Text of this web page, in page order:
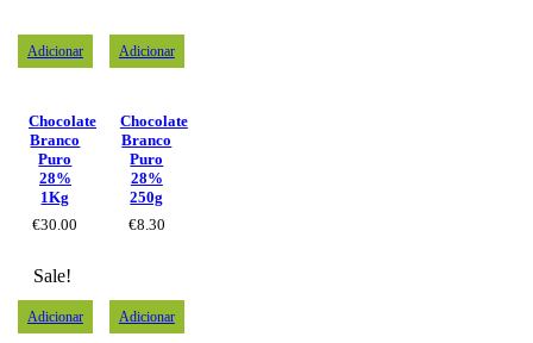
Adicionar
Chocolate
Branco
Puro
28%
1Kg
€30.00
Adicionar
Chocolate
Branco
Puro
28%
250g
€8.30
Sale!
Adicionar Adicionar